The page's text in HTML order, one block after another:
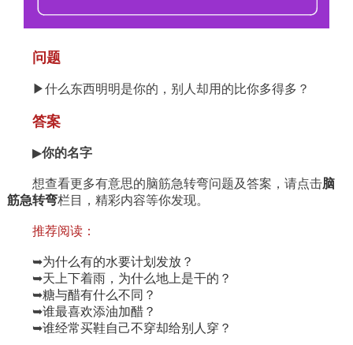
问题
▶什么东西明明是你的，别人却用的比你多得多？
答案
▶你的名字
想查看更多有意思的脑筋急转弯问题及答案，请点击脑
筋急转弯栏目，精彩内容等你发现。
推荐阅读：
➥为什么有的水要计划发放？
➥天上下着雨，为什么地上是干的？
➥糖与醋有什么不同？
➥谁最喜欢添油加醋？
➥谁经常买鞋自己不穿却给别人穿？